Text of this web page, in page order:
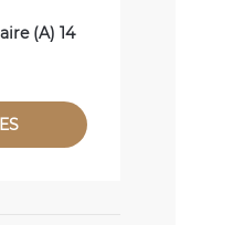
(A) 14